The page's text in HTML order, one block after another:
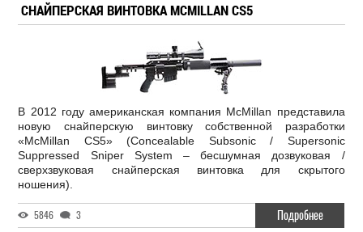
СНАЙПЕРСКАЯ ВИНТОВКА MCMILLAN CS5
В 2012 году американская компания McMillan представила
новую снайперскую винтовку собственной разработки
«McMillan CS5» (Concealable Subsonic / Supersonic
Suppressed Sniper System – бесшумная дозвуковая /
сверхзвуковая снайперская винтовка для скрытого
ношения).
5846 3 Подробнее